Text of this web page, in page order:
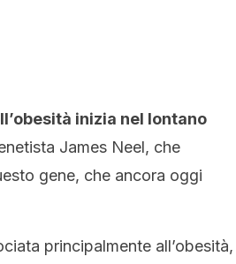
inizia nel lontano
James Neel, che
gene, che ancora oggi
principalmente all’obesità,